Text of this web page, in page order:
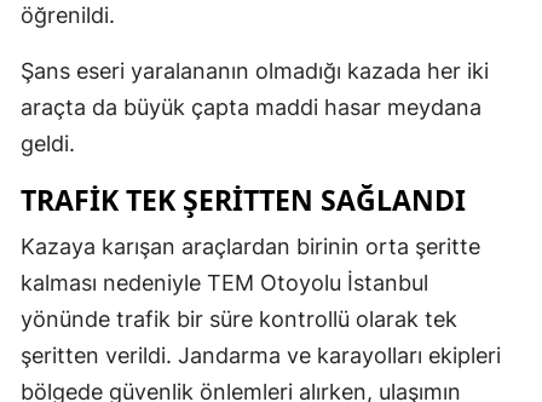
öğrenildi.
Şans eseri yaralananın olmadığı kazada her iki
araçta da büyük çapta maddi hasar meydana
geldi.
TRAFİK TEK ŞERİTTEN SAĞLANDI
Kazaya karışan araçlardan birinin orta şeritte
kalması nedeniyle TEM Otoyolu İstanbul
yönünde trafik bir süre kontrollü olarak tek
şeritten verildi. Jandarma ve karayolları ekipleri
bölgede güvenlik önlemleri alırken, ulaşımın